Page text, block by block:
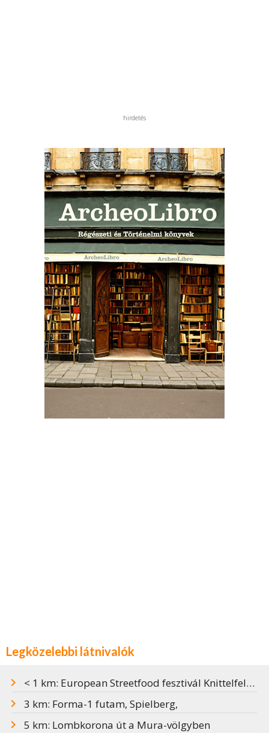
hirdetés
Legközelebbi látnivalók
< 1 km: European Streetfood fesztivál Knittelfeldben
3 km: Forma-1 futam, Spielberg,
5 km: Lombkorona út a Mura-völgyben